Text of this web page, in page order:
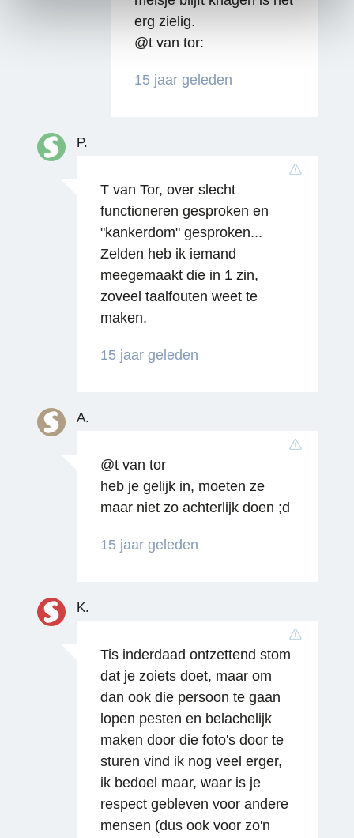
erg zielig.
@t van tor:
15 jaar geleden
P.
T van Tor, over slecht
functioneren gesproken en
"kankerdom" gesproken...
Zelden heb ik iemand
meegemaakt die in 1 zin,
zoveel taalfouten weet te
maken.
15 jaar geleden
Reageren
A.
@t van tor
heb je gelijk in, moeten ze
maar niet zo achterlijk doen ;d
15 jaar geleden
K.
Tis inderdaad ontzettend stom
dat je zoiets doet, maar om
dan ook die persoon te gaan
lopen pesten en belachelijk
maken door die foto's door te
sturen vind ik nog veel erger,
ik bedoel maar, waar is je
respect gebleven voor andere
mensen (dus ook voor zo'n